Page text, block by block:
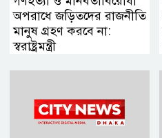
অপরাধে জড়িতদের রাজনীতি
মানুষ গ্রহণ করবে না:
স্বরাষ্ট্রমন্ত্রী